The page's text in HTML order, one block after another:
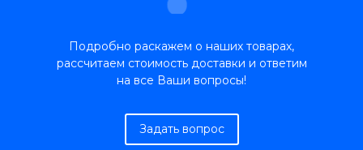
Подробно раскажем о наших товарах,
рассчитаем стоимость доставки и ответим
на все Ваши вопросы!
Задать вопрос